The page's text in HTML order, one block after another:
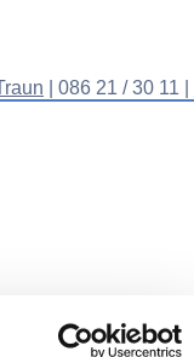
| 086 21 / 30 11 |